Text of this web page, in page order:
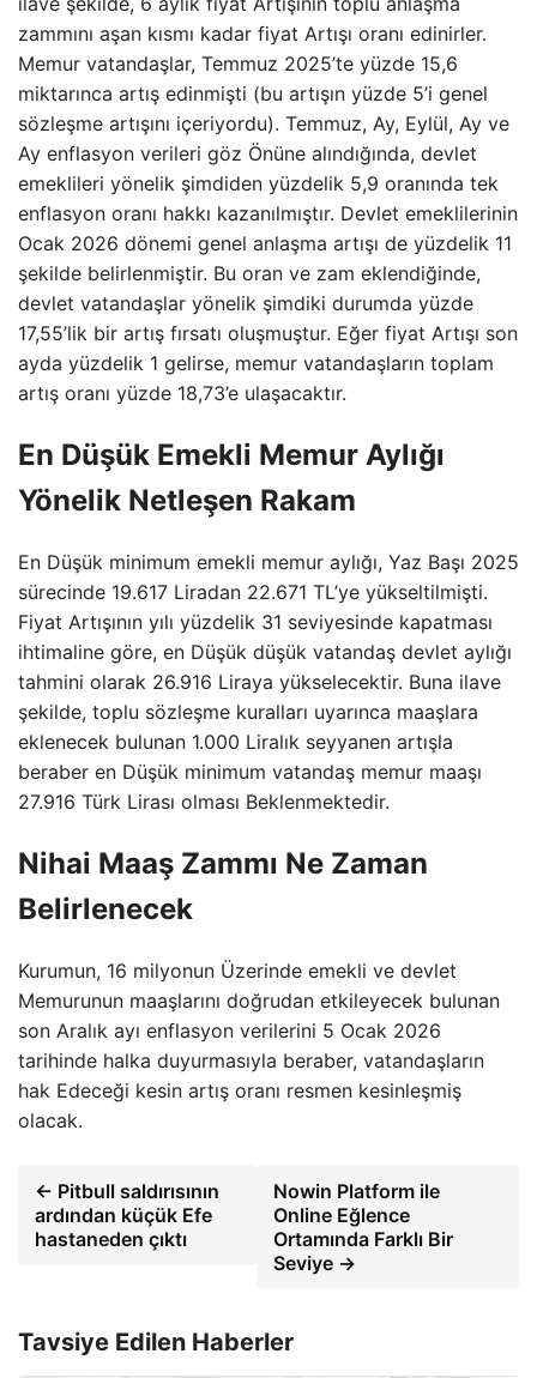
zammını aşan kısmı kadar fiyat Artışı oranı edinirler.
Memur vatandaşlar, Temmuz 2025’te yüzde 15,6
miktarınca artış edinmişti (bu artışın yüzde 5’i genel
sözleşme artışını içeriyordu). Temmuz, Ay, Eylül, Ay ve
Ay enflasyon verileri göz Önüne alındığında, devlet
emeklileri yönelik şimdiden yüzdelik 5,9 oranında tek
enflasyon oranı hakkı kazanılmıştır. Devlet emeklilerinin
Ocak 2026 dönemi genel anlaşma artışı de yüzdelik 11
şekilde belirlenmiştir. Bu oran ve zam eklendiğinde,
devlet vatandaşlar yönelik şimdiki durumda yüzde
17,55’lik bir artış fırsatı oluşmuştur. Eğer fiyat Artışı son
ayda yüzdelik 1 gelirse, memur vatandaşların toplam
artış oranı yüzde 18,73’e ulaşacaktır.
En Düşük Emekli Memur Aylığı
Yönelik Netleşen Rakam
En Düşük minimum emekli memur aylığı, Yaz Başı 2025
sürecinde 19.617 Liradan 22.671 TL’ye yükseltilmişti.
Fiyat Artışının yılı yüzdelik 31 seviyesinde kapatması
ihtimaline göre, en Düşük düşük vatandaş devlet aylığı
tahmini olarak 26.916 Liraya yükselecektir. Buna ilave
şekilde, toplu sözleşme kuralları uyarınca maaşlara
eklenecek bulunan 1.000 Liralık seyyanen artışla
beraber en Düşük minimum vatandaş memur maaşı
27.916 Türk Lirası olması Beklenmektedir.
Nihai Maaş Zammı Ne Zaman
Belirlenecek
Kurumun, 16 milyonun Üzerinde emekli ve devlet
Memurunun maaşlarını doğrudan etkileyecek bulunan
son Aralık ayı enflasyon verilerini 5 Ocak 2026
tarihinde halka duyurmasıyla beraber, vatandaşların
hak Edeceği kesin artış oranı resmen kesinleşmiş
olacak.
← Pitbull saldırısının
ardından küçük Efe
hastaneden çıktı
Nowin Platform ile
Online Eğlence
Ortamında Farklı Bir
Seviye →
Tavsiye Edilen Haberler